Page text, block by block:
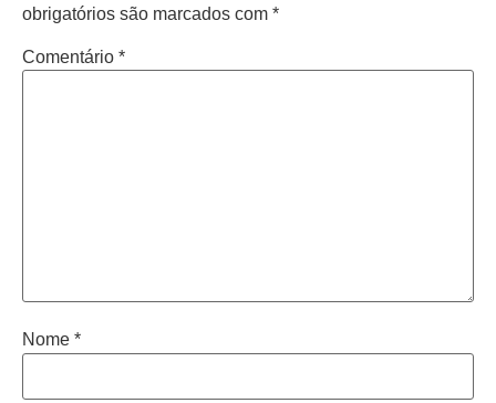
obrigatórios são marcados com *
Comentário *
Nome *